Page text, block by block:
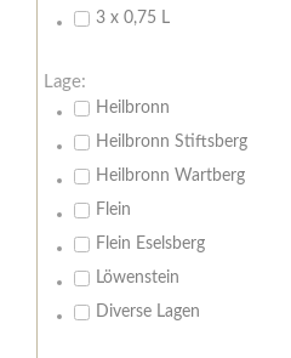
3 x 0,75 L
Lage:
Heilbronn
Heilbronn Stiftsberg
Heilbronn Wartberg
Flein
Flein Eselsberg
Löwenstein
Diverse Lagen